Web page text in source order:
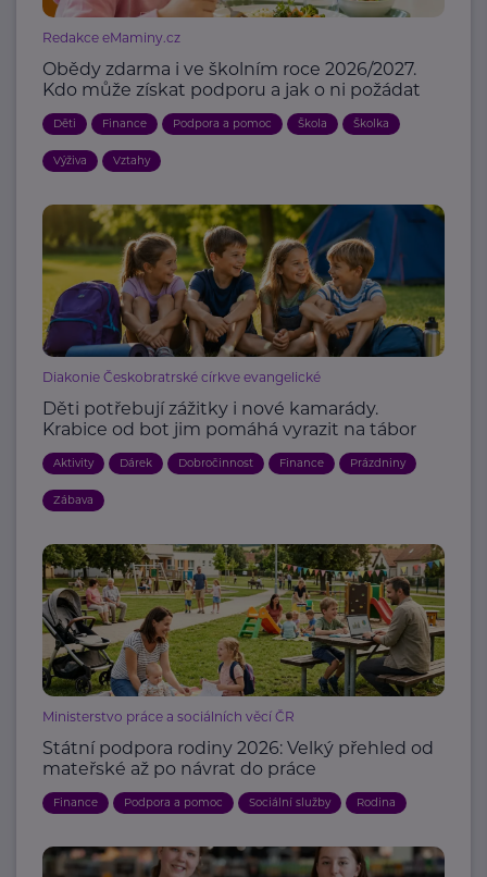
Redakce eMaminy.cz
Obědy zdarma i ve školním roce 2026/2027.
Kdo může získat podporu a jak o ni požádat
Děti Finance Podpora a pomoc Škola Školka
Výživa Vztahy
Diakonie Českobratrské církve evangelické
Děti potřebují zážitky i nové kamarády.
Krabice od bot jim pomáhá vyrazit na tábor
Aktivity Dárek Dobročinnost Finance Prázdniny
Zábava
Ministerstvo práce a sociálních věcí ČR
Státní podpora rodiny 2026: Velký přehled od
mateřské až po návrat do práce
Finance Podpora a pomoc Sociální služby Rodina